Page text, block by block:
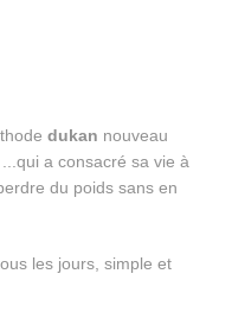
dukan nouveau
...qui a consacré sa vie à
du poids sans en